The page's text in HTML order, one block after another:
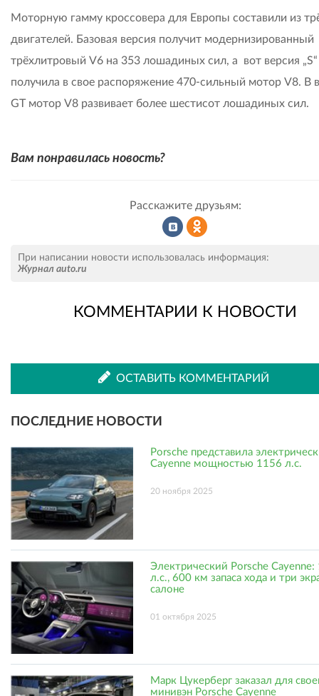
Моторную гамму кроссовера для Европы составили из
двигателей. Базовая версия получит модернизированный
трёхлитровый V6 на 353 лошадиных сил, а вот версия
получила в свое распоряжение 470-сильный мотор V8. В
GT мотор V8 развивает более шестисот лошадиных сил.
Вам понравилась новость?
Расскажите друзьям:
во
ВКонтакте
Одноклассниках
При написании новости использовалась информация:
Журнал auto.ru
КОММЕНТАРИИ К НОВОСТИ
ОСТАВИТЬ КОММЕНТАРИЙ
ПОСЛЕДНИЕ НОВОСТИ
Porsche представила
Cayenne мощностью 1156 л.с.
20 ноября 2025
Электрический Porsche Cayenne:
л.с., 600 км запаса хода и три
салоне
01 октября 2025
Марк Цукерберг заказал для
минивэн Porsche Cayenne